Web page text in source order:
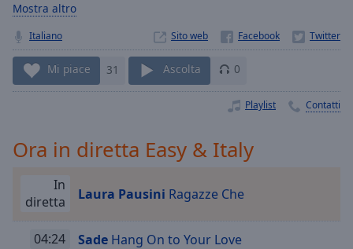
Playback
Rate
Chapters
Descriptions
descriptions
off,
Mostra altro
Italiano Sito web
Mi piace 31 Ascolta 0
Playlist Contatti
Ora in diretta Easy & Italy
In
diretta
Laura Pausini Ragazze Che
04:24 Sade Hang On to Your Love